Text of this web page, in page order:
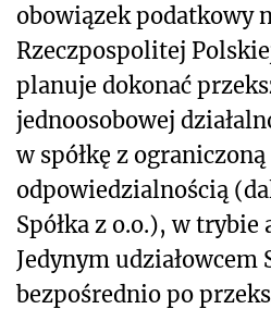
obowiązek podatkowy
Rzeczpospolitej
planuje dokonać
jednoosobowej
w spółkę z ograniczoną
odpowiedzialnością
Spółka z o.o.), w trybie
Jedynym udziałowcem
bezpośrednio po